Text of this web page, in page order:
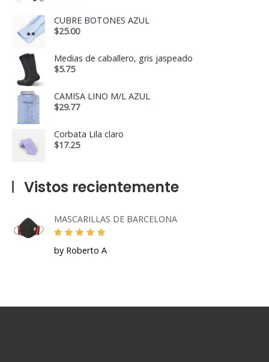
CUBRE BOTONES AZUL
$25.00
Medias de caballero, gris jaspeado
$5.75
CAMISA LINO M/L AZUL
$29.77
Corbata Lila claro
$17.25
Vistos recientemente
MASCARILLAS DE BARCELONA
by Roberto A